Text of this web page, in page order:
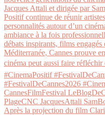
Après la projection du film